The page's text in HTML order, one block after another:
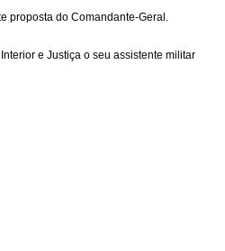
proposta do Comandante-Geral.
e Justiça o seu assistente militar